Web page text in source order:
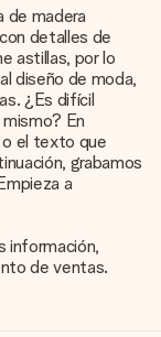
de madera
detalles de
astillas, por lo
diseño de moda,
¿Es difícil
En
o el texto que
grabamos
a
información,
de ventas.